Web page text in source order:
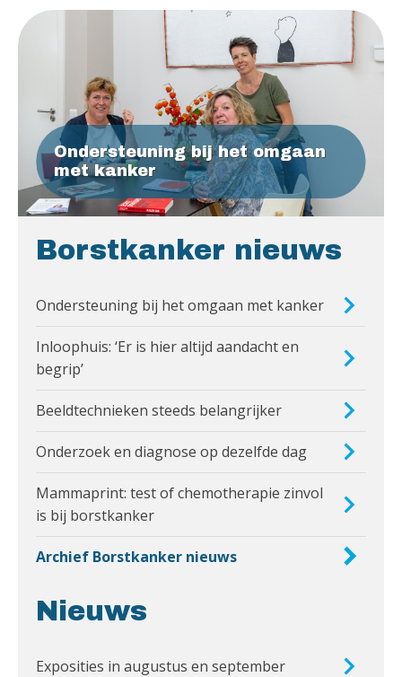
Ondersteuning bij het omgaan
met kanker
Borstkanker nieuws
Ondersteuning bij het omgaan met kanker
Inloophuis: ‘Er is hier altijd aandacht en
begrip’
Beeldtechnieken steeds belangrijker
Onderzoek en diagnose op dezelfde dag
Mammaprint: test of chemotherapie zinvol
is bij borstkanker
Archief Borstkanker nieuws
Nieuws
Exposities in augustus en september